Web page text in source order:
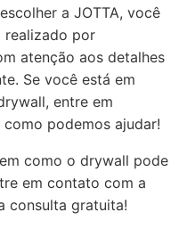
a JOTTA, você
realizado por
atenção aos detalhes
Se você está em
entre em
podemos ajudar!
como o drywall pode
em contato com a
consulta gratuita!